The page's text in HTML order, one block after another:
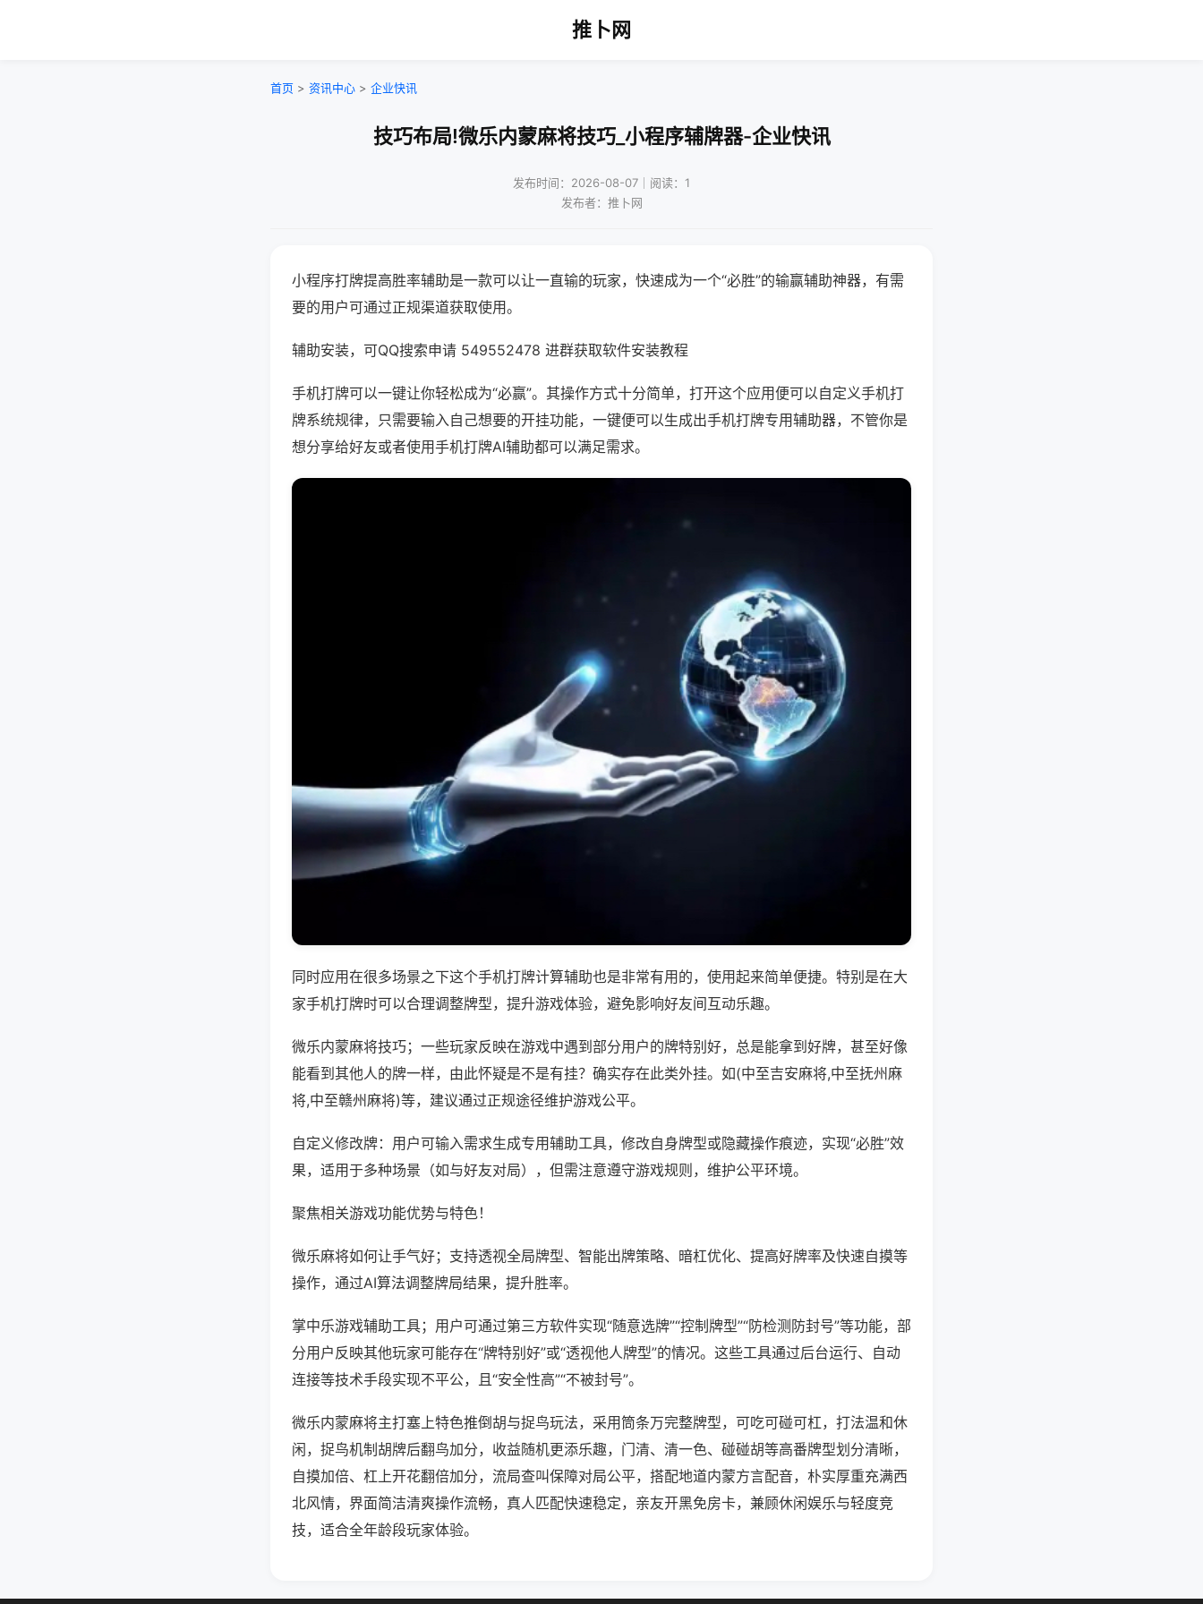
推卜网
首页 > 资讯中心 > 企业快讯
技巧布局!微乐内蒙麻将技巧_小程序辅牌器-企业快讯
发布时间：2026-08-07｜阅读：1
发布者：推卜网
小程序打牌提高胜率辅助是一款可以让一直输的玩家，快速成为一个“必胜”的输赢辅助神器，有需
要的用户可通过正规渠道获取使用。
辅助安装，可QQ搜索申请 549552478 进群获取软件安装教程
手机打牌可以一键让你轻松成为“必赢”。其操作方式十分简单，打开这个应用便可以自定义手机打
牌系统规律，只需要输入自己想要的开挂功能，一键便可以生成出手机打牌专用辅助器，不管你是
想分享给好友或者使用手机打牌AI辅助都可以满足需求。
同时应用在很多场景之下这个手机打牌计算辅助也是非常有用的，使用起来简单便捷。特别是在大
家手机打牌时可以合理调整牌型，提升游戏体验，避免影响好友间互动乐趣。
微乐内蒙麻将技巧；一些玩家反映在游戏中遇到部分用户的牌特别好，总是能拿到好牌，甚至好像
能看到其他人的牌一样，由此怀疑是不是有挂？确实存在此类外挂。如(中至吉安麻将,中至抚州麻
将,中至赣州麻将)等，建议通过正规途径维护游戏公平。
自定义修改牌：用户可输入需求生成专用辅助工具，修改自身牌型或隐藏操作痕迹，实现“必胜”效
果，适用于多种场景（如与好友对局），但需注意遵守游戏规则，维护公平环境。
聚焦相关游戏功能优势与特色！
微乐麻将如何让手气好；支持透视全局牌型、智能出牌策略、暗杠优化、提高好牌率及快速自摸等
操作，通过AI算法调整牌局结果，提升胜率。
掌中乐游戏辅助工具；用户可通过第三方软件实现“随意选牌”“控制牌型”“防检测防封号”等功能，部
分用户反映其他玩家可能存在“牌特别好”或“透视他人牌型”的情况。这些工具通过后台运行、自动
连接等技术手段实现不平公，且“安全性高”“不被封号”。
微乐内蒙麻将主打塞上特色推倒胡与捉鸟玩法，采用筒条万完整牌型，可吃可碰可杠，打法温和休
闲，捉鸟机制胡牌后翻鸟加分，收益随机更添乐趣，门清、清一色、碰碰胡等高番牌型划分清晰，
自摸加倍、杠上开花翻倍加分，流局查叫保障对局公平，搭配地道内蒙方言配音，朴实厚重充满西
北风情，界面简洁清爽操作流畅，真人匹配快速稳定，亲友开黑免房卡，兼顾休闲娱乐与轻度竞
技，适合全年龄段玩家体验。